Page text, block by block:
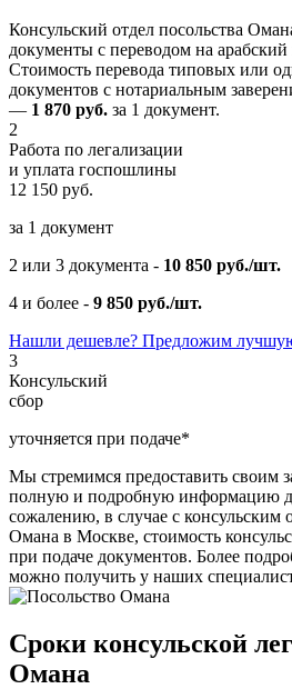
Консульский отдел посольства
документы с переводом на
Стоимость перевода типовых или
документов с нотариальным
— 1 870 руб. за 1 документ.
2
Работа по легализации
и уплата госпошлины
12 150 руб.
за 1 документ
2 или 3 документа - 10 850 руб./шт.
4 и более - 9 850 руб./шт.
Нашли дешевле? Предложим
3
Консульский
сбор
уточняется при подаче*
Мы стремимся предоставить своим
полную и подробную информацию
сожалению, в случае с консульским
Омана в Москве, стоимость
при подаче документов. Более
можно получить у наших
Сроки консульской
Омана